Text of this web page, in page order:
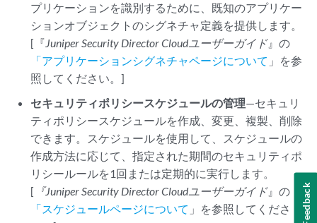
プリケーションを識別するために、既知のアプリケー
ションオブジェクトのシグネチャ定義を提供します。
[『Juniper Security Director Cloudユーザーガイド』の
「アプリケーションシグネチャページについて 」を参
照してください。]
セキュリティポリシースケジュールの管理—セキュリ
ティポリシースケジュールを作成、変更、複製、削除
できます。スケジュールを使用して、スケジュールの
作成方法に応じて、指定された期間のセキュリティポ
リシールールを1回または定期的に実行します。
[ 『Juniper Security Director Cloudユーザーガイド』の
「スケジュールページについて 」を参照してくださ
Feedback